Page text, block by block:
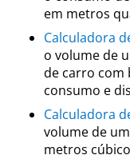
em metros
Calculadora
o volume de
de carro com
consumo e
Calculadora
volume de
metros